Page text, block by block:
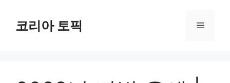
코리아 토픽 메